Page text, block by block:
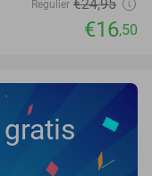
Regulier €24,95
€16,50